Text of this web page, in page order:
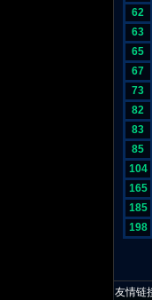
62
63
65
67
73
82
83
85
104
165
185
198
友情链